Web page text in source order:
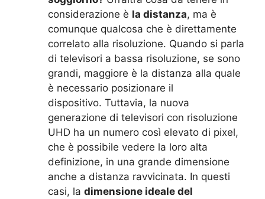
considerazione è la distanza, ma è
comunque qualcosa che è direttamente
correlato alla risoluzione. Quando si parla
di televisori a bassa risoluzione, se sono
grandi, maggiore è la distanza alla quale
è necessario posizionare il
dispositivo. Tuttavia, la nuova
generazione di televisori con risoluzione
UHD ha un numero così elevato di pixel,
che è possibile vedere la loro alta
definizione, in una grande dimensione
anche a distanza ravvicinata. In questi
casi, la dimensione ideale del